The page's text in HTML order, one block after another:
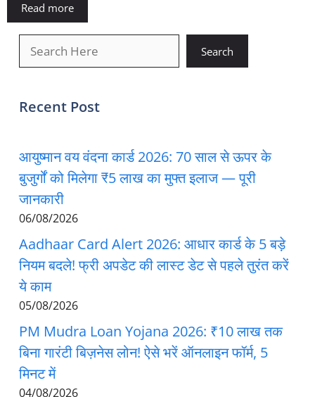
Read more
Search
Recent Post
आयुष्मान वय वंदना कार्ड 2026: 70 साल से ऊपर के
बुजुर्गों को मिलेगा ₹5 लाख का मुफ्त इलाज — पूरी
जानकारी
06/08/2026
Aadhaar Card Alert 2026: आधार कार्ड के 5 बड़े
नियम बदले! फ्री अपडेट की लास्ट डेट से पहले तुरंत करें
ये काम
05/08/2026
PM Mudra Loan Yojana 2026: ₹10 लाख तक
बिना गारंटी बिज़नेस लोन! ऐसे भरें ऑनलाइन फॉर्म, 5
मिनट में
04/08/2026